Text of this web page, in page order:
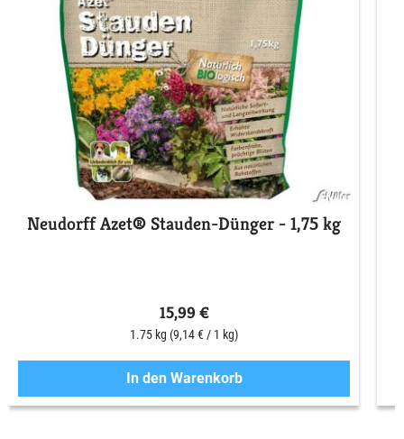
Neudorff Azet® Stauden-Dünger - 1,75 kg
15,99 €
1.75 kg (9,14 € / 1 kg)
In den Warenkorb